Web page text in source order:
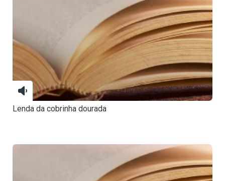
Lenda da cobrinha dourada